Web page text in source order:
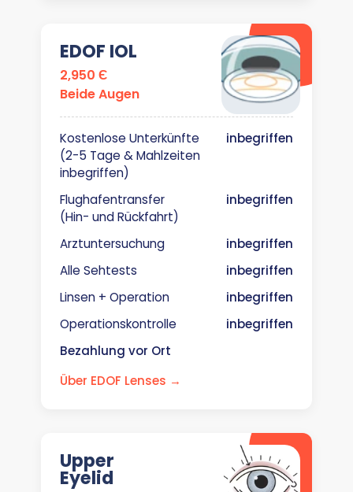
EDOF IOL
2,950 Є
Beide Augen
Kostenlose Unterkünfte
(2-5 Tage & Mahlzeiten
inbegriffen)
inbegriffen
Flughafentransfer
(Hin- und Rückfahrt)
inbegriffen
Arztuntersuchung
inbegriffen
Alle Sehtests
inbegriffen
Linsen + Operation
inbegriffen
Operationskontrolle
inbegriffen
Bezahlung vor Ort
Über EDOF Lenses →
Upper
Eyelid